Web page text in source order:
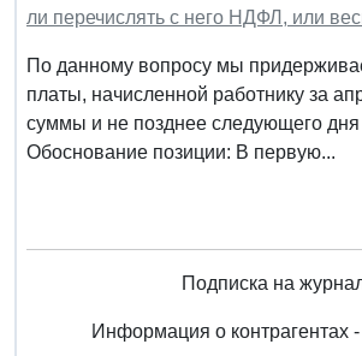
ли перечислять с него НДФЛ, или
По данному вопросу мы
платы, начисленной работнику за
суммы и не позднее следующего
Обоснование позиции: В первую...
Подписка на
Информация о контрагентах -